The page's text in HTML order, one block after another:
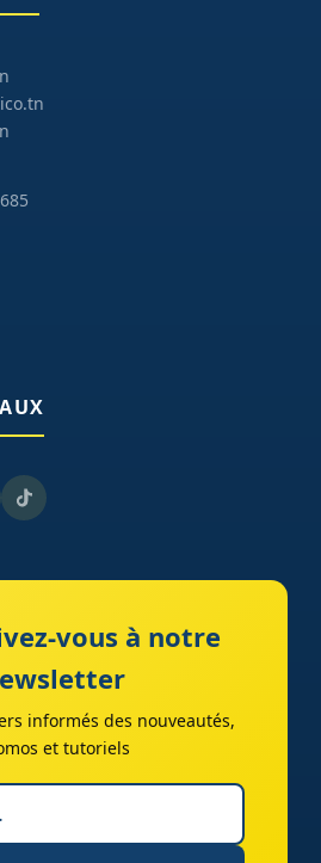
vous à notre
informés des nouveautés,
et tutoriels